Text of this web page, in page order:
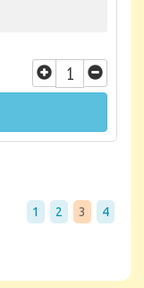
1
2 3 4